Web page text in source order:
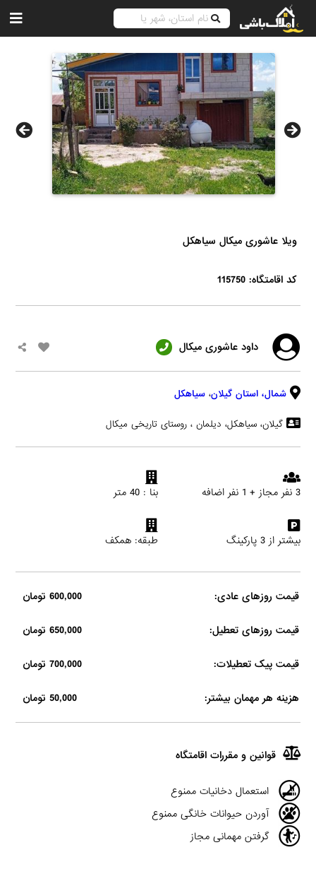
ویلا عاشوری میکال سیاهکل
کد اقامتگاه: 115750
داود عاشوری میکال
شمال، استان گیلان، سیاهکل
گیلان، سیاهکل، دیلمان ، روستای تاریخی میکال
3 نفر مجاز + 1 نفر اضافه بنا : 40 متر
بیشتر از 3 پارکینگ طبقه: همکف
قیمت روزهای عادی: 600,000 تومان
قیمت روزهای تعطیل: 650,000 تومان
قیمت پیک تعطیلات: 700,000 تومان
هزینه هر مهمان بیشتر: 50,000 تومان
قوانین و مقررات اقامتگاه
استعمال دخانیات ممنوع
آوردن حیوانات خانگی ممنوع
گرفتن مهمانی مجاز